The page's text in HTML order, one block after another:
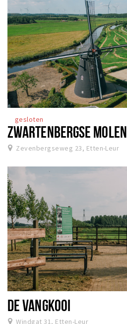
gesloten
ZWARTENBERGSE MOLEN
Zevenbergseweg 23, Etten-Leur
DE VANGKOOI
Windgat 31, Etten-Leur